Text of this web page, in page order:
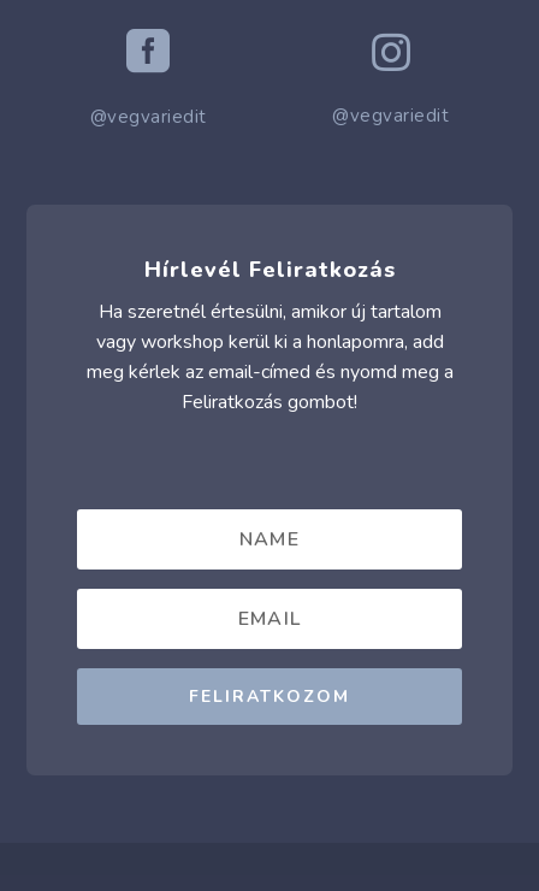

@vegvariedit

@vegvariedit
Hírlevél Feliratkozás
Ha szeretnél értesülni, amikor új tartalom
vagy workshop kerül ki a honlapomra, add
meg kérlek az email-címed és nyomd meg a
Feliratkozás gombot!
FELIRATKOZOM